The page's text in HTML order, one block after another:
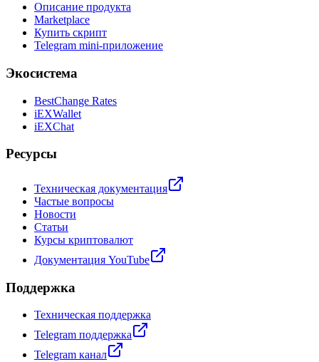
Описание продукта
Marketplace
Купить скрипт
Telegram mini-приложение
Экосистема
BestChange Rates
iEXWallet
iEXChat
Ресурсы
Техническая документация
Частые вопросы
Новости
Статьи
Курсы криптовалют
Документация YouTube
Поддержка
Техническая поддержка
Telegram поддержка
Telegram канал